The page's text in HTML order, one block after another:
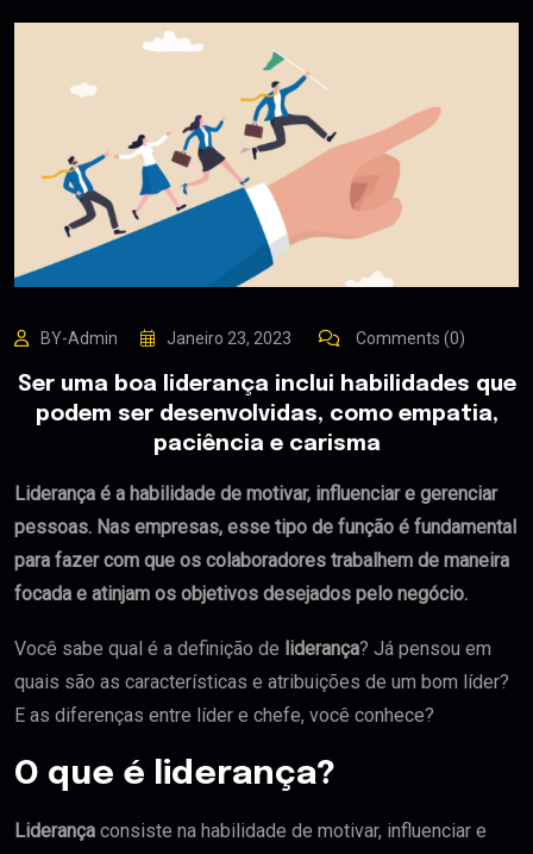
BY-Admin Janeiro 23, 2023 Comments (0)
Ser uma boa liderança inclui habilidades que
podem ser desenvolvidas, como empatia,
paciência e carisma
Liderança é a habilidade de motivar, influenciar e gerenciar
pessoas. Nas empresas, esse tipo de função é fundamental
para fazer com que os colaboradores trabalhem de maneira
focada e atinjam os objetivos desejados pelo negócio.
Você sabe qual é a definição de liderança? Já pensou em
quais são as características e atribuições de um bom líder?
E as diferenças entre líder e chefe, você conhece?
O que é liderança?
Liderança consiste na habilidade de motivar, influenciar e